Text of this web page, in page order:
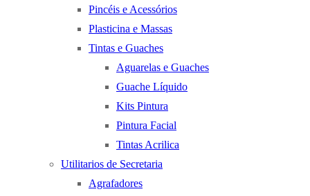
Pincéis e Acessórios
Plasticina e Massas
Tintas e Guaches
Aguarelas e Guaches
Guache Líquido
Kits Pintura
Pintura Facial
Tintas Acrilica
Utilitarios de Secretaria
Agrafadores